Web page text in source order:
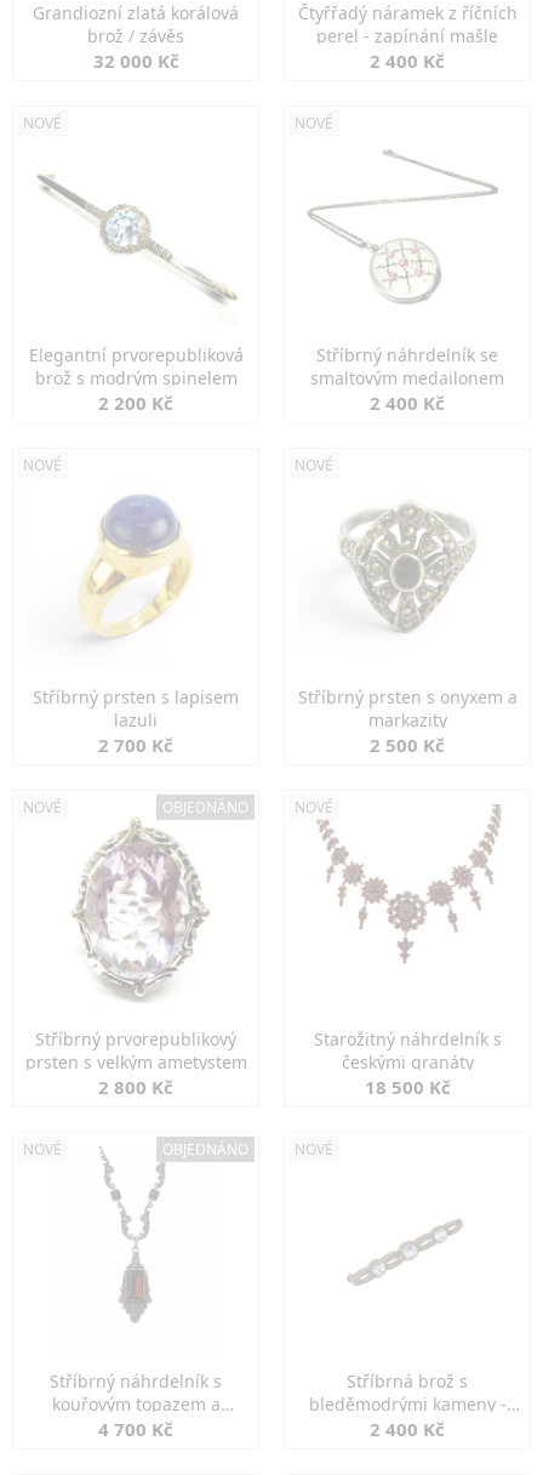
Grandiozní zlatá korálová
brož / závěs
32 000 Kč
Čtyřřadý náramek z říčních
perel - zapínání mašle
2 400 Kč
NOVÉ
Elegantní prvorepubliková
brož s modrým spinelem
2 200 Kč
NOVÉ
Stříbrný náhrdelník se
smaltovým medailonem
2 400 Kč
NOVÉ
Stříbrný prsten s lapisem
lazuli
2 700 Kč
NOVÉ
Stříbrný prsten s onyxem a
markazity
2 500 Kč
NOVÉ OBJEDNÁNO
Stříbrný prvorepublikový
prsten s velkým ametystem
2 800 Kč
NOVÉ
Starožitný náhrdelník s
českými granáty
18 500 Kč
NOVÉ OBJEDNÁNO
Stříbrný náhrdelník s
kouřovým topazem a
markazity
4 700 Kč
NOVÉ
Stříbrná brož s
bleděmodrými kameny -
jemná elegance
2 400 Kč